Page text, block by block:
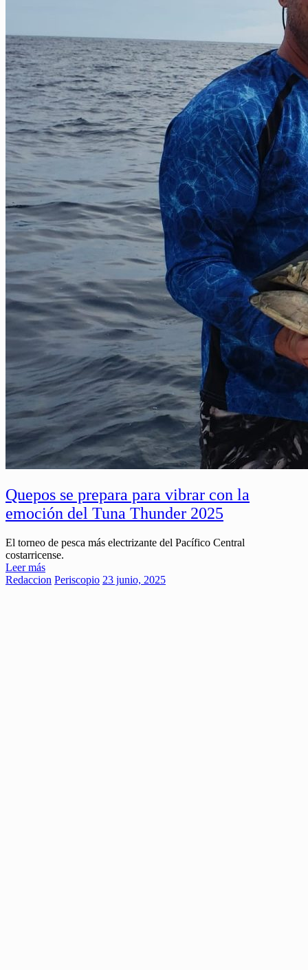
Quepos se prepara para vibrar con la
emoción del Tuna Thunder 2025
El torneo de pesca más electrizante del Pacífico Central
costarricense.
Leer más
Redaccion Periscopio 23 junio, 2025